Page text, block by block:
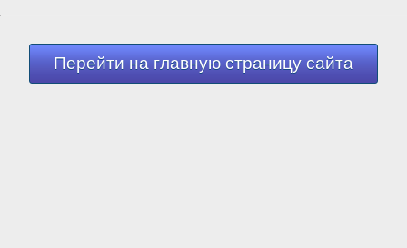
мире|Политика в России
Перейти на главную страницу сайта